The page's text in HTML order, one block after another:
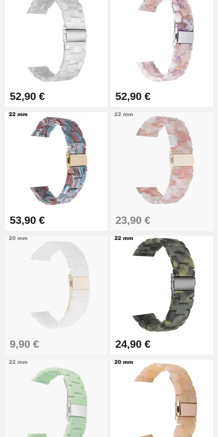
4,90 €
Outil Changement Bracelet
Montre Professionnel
49,92 €
Outil Bracelet Montre pas cher
Kit pour Raccourcir Bracelet
Montre
7,90 €
Kit Réparation Montre Débutant
Pied à Coulisse Numérique
Marteau Horloger pour Goupille
Kit pour Réduire Bracelet
Montre Métal
13,90 €
52,90 € 52,90 €
53,90 € 23,90 €
9,90 € 24,90 €